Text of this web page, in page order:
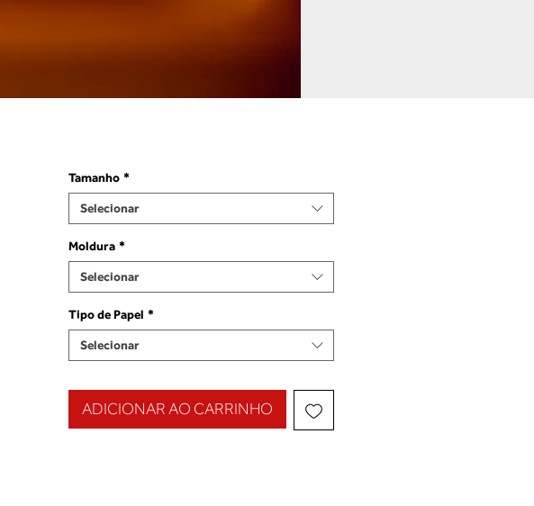
Tamanho *
Selecionar
Moldura *
Selecionar
Tipo de Papel *
Selecionar
ADICIONAR AO CARRINHO